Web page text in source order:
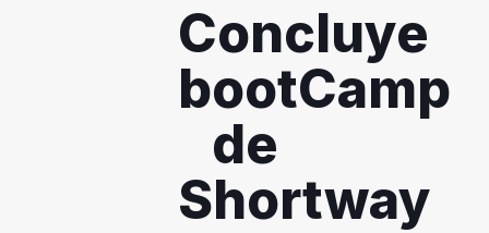
Concluye
bootCamp
de
Shortway